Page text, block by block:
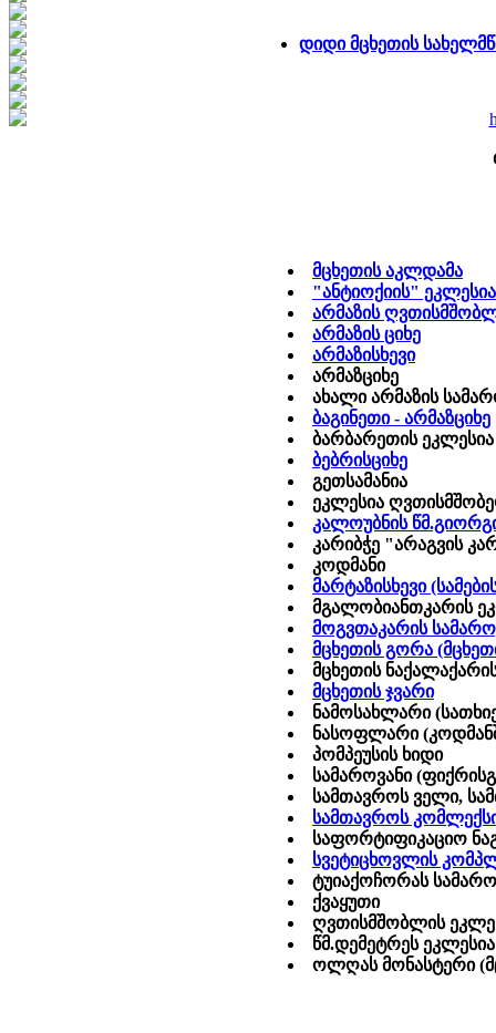
დიდი მცხეთის
მცხეთის აკლდამა
"ანტიოქიის" ეკლესია
არმაზის
არმაზის ციხე
არმაზისხევი
არმაზციხე
ახალი არმაზის
ბაგინეთი - არმაზციხე
ბარბარეთის ეკლესია
ბებრისციხე
გეთსამანია
ეკლესია
კალოუბნის
კარიბჭე "არაგვის
კოდმანი
მარტაზისხევი
მგალობიანთკარის
მოგვთაკარის
მცხეთის გორა
მცხეთის
მცხეთის ჯვარი
ნამოსახლარი
ნასოფლარი
პომპეუსის ხიდი
სამაროვანი
სამთავროს ველი,
სამთავროს
საფორტიფიკაციო
სვეტიცხოვლის
ტუიაქოჩორას
ქვაყუთი
ღვთისმშობლის
წმ.დემეტრეს ეკლესია
ოლღას მონასტერი